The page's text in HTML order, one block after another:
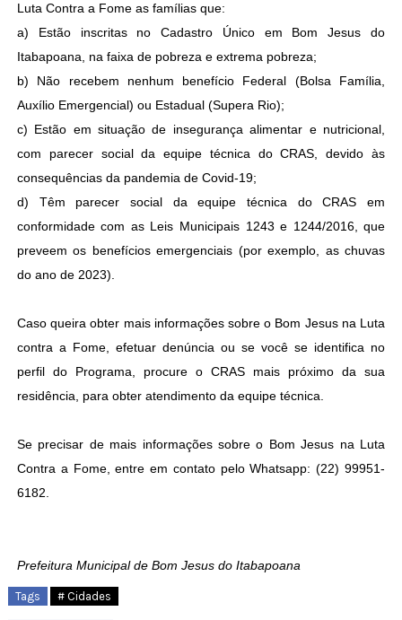
Luta Contra a Fome as famílias que:
a) Estão inscritas no Cadastro Único em Bom Jesus do
Itabapoana, na faixa de pobreza e extrema pobreza;
b) Não recebem nenhum benefício Federal (Bolsa Família,
Auxílio Emergencial) ou Estadual (Supera Rio);
c) Estão em situação de insegurança alimentar e nutricional,
com parecer social da equipe técnica do CRAS, devido às
consequências da pandemia de Covid-19;
d) Têm parecer social da equipe técnica do CRAS em
conformidade com as Leis Municipais 1243 e 1244/2016, que
preveem os benefícios emergenciais (por exemplo, as chuvas
do ano de 2023).
Caso queira obter mais informações sobre o Bom Jesus na Luta
contra a Fome, efetuar denúncia ou se você se identifica no
perfil do Programa, procure o CRAS mais próximo da sua
residência, para obter atendimento da equipe técnica.
Se precisar de mais informações sobre o Bom Jesus na Luta
Contra a Fome, entre em contato pelo Whatsapp: (22) 99951-
6182.
Prefeitura Municipal de Bom Jesus do Itabapoana
Tags # Cidades